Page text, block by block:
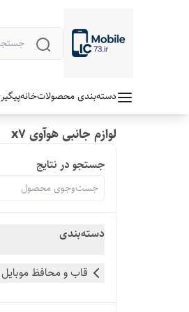
دسته‌بندی محصولاتخانه
لوازم جانبی هوآوی x7
جستجو در نتایج
دسته‌بندی
قاب و محافظ